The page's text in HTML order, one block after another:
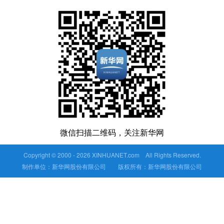
微信扫描二维码，关注新华网
Copyright © 2000 -2026 XINHUANET.com All Rights Reserved.
制作单位：新华网股份有限公司 版权所有：新华网股份有限公司